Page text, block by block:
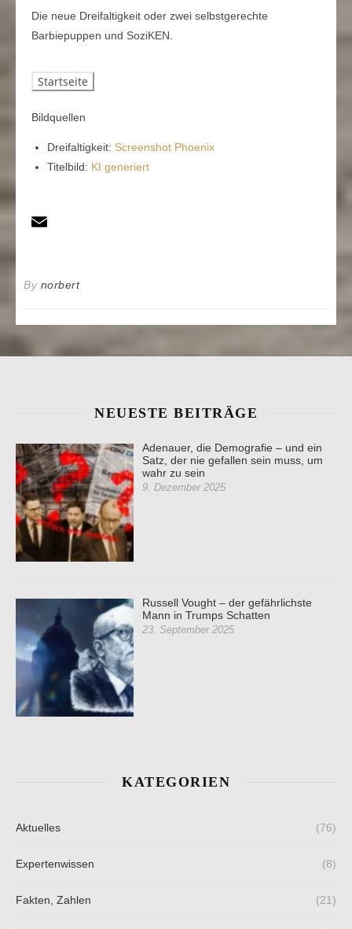
Die neue Dreifaltigkeit oder zwei selbstgerechte
Barbiepuppen und SoziKEN.
Bildquellen
Dreifaltigkeit: Screenshot Phoenix
Titelbild: KI generiert
By norbert
NEUESTE BEITRÄGE
Adenauer, die Demografie – und ein
Satz, der nie gefallen sein muss, um
wahr zu sein
9. Dezember 2025
Russell Vought – der gefährlichste
Mann in Trumps Schatten
23. September 2025
KATEGORIEN
Aktuelles (76)
Expertenwissen (8)
Fakten, Zahlen (21)